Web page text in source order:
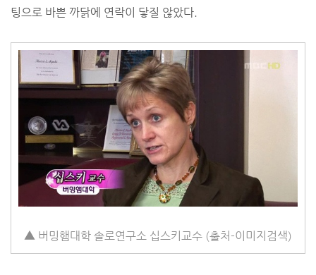
팅으로 바쁜 까닭에 연락이 닿질 않았다.
▲ 버밍햄대학 솔로연구소 십스키교수 (출처-이미지검색)